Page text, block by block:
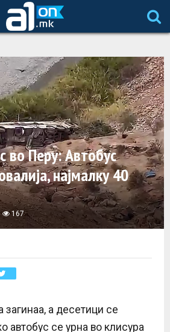
Перу: Автобус
најмалку 40
167
загинаа, а десетици се
автобус се урна во клисура